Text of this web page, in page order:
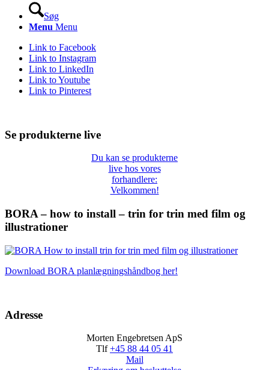
Søg
Menu Menu
Link to Facebook
Link to Instagram
Link to LinkedIn
Link to Youtube
Link to Pinterest
Se produkterne live
Du kan se produkterne
live hos vores
forhandlere:
Velkommen!
BORA – how to install – trin for trin med film og
illustrationer
Download BORA planlægningshåndbog her!
Adresse
Morten Engebretsen ApS
Tlf+45 88 44 05 41
Mail